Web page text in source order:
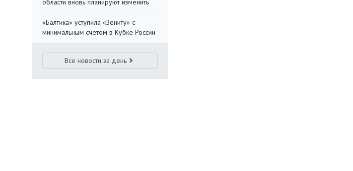
области вновь планируют изменить
«Балтика» уступила «Зениту» с
минимальным счётом в Кубке России
Все новости за день